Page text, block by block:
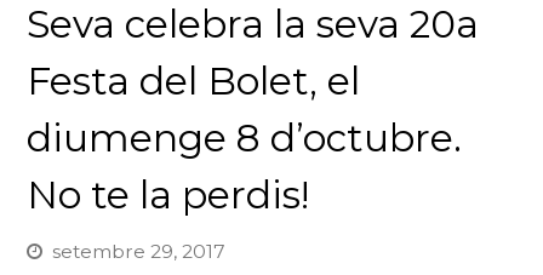
Seva celebra la seva 20a
Festa del Bolet, el
diumenge 8 d’octubre.
No te la perdis!
setembre 29, 2017